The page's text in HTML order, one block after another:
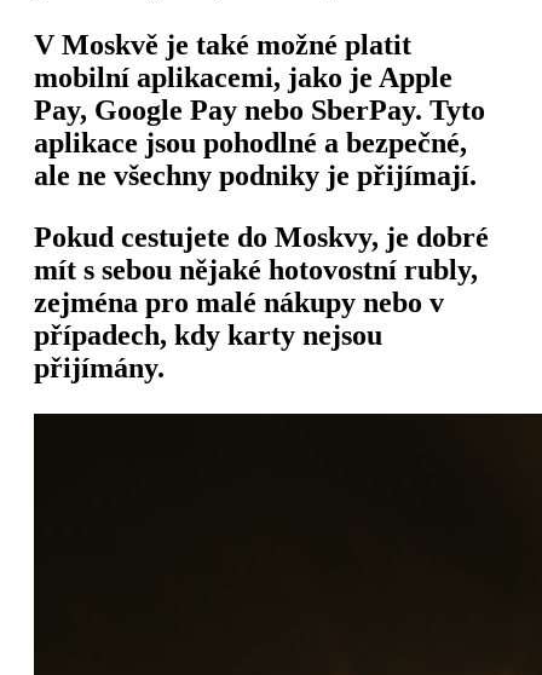
V Moskvě je také možné platit
mobilní aplikacemi, jako je Apple
Pay, Google Pay nebo SberPay. Tyto
aplikace jsou pohodlné a bezpečné,
ale ne všechny podniky je přijímají.
Pokud cestujete do Moskvy, je dobré
mít s sebou nějaké hotovostní rubly,
zejména pro malé nákupy nebo v
případech, kdy karty nejsou
přijímány.